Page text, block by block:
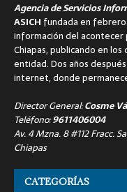
Agencia de Servicios
ASICH fundada en
información del acontecer
Chiapas, publicando en
entidad. Dos años
internet, donde
Director General:Cosme
Teléfono:9611406004
Av. 4 Mzna. 8 #112 Fracc.
Chiapas
CATEGORÍAS